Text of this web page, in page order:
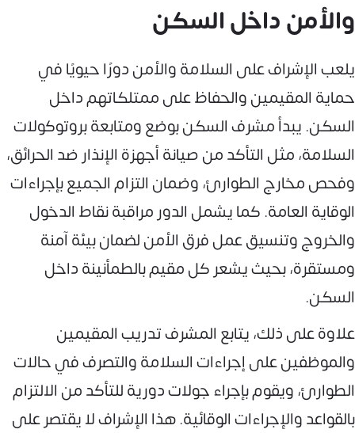
والأمن داخل السكن
يلعب الإشراف على السلامة والأمن دورًا حيويًا في
حماية المقيمين والحفاظ على ممتلكاتهم داخل
السكن. يبدأ مشرف السكن بوضع ومتابعة بروتوكولات
السلامة، مثل التأكد من صيانة أجهزة الإنذار ضد الحرائق،
وفحص مخارج الطوارئ، وضمان التزام الجميع بإجراءات
الوقاية العامة. كما يشمل الدور مراقبة نقاط الدخول
والخروج وتنسيق عمل فرق الأمن لضمان بيئة آمنة
ومستقرة، بحيث يشعر كل مقيم بالطمأنينة داخل
السكن.
علاوة على ذلك، يتابع المشرف تدريب المقيمين
والموظفين على إجراءات السلامة والتصرف في حالات
الطوارئ، ويقوم بإجراء جولات دورية للتأكد من الالتزام
بالقواعد والإجراءات الوقائية. هذا الإشراف لا يقتصر على